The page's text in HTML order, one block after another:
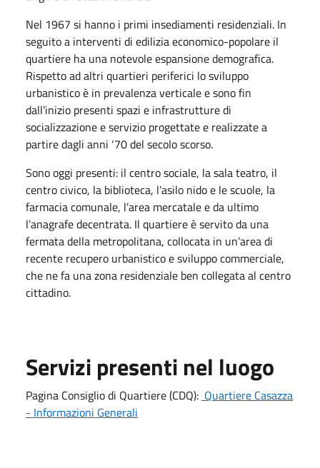
Nel 1967 si hanno i primi insediamenti residenziali. In
seguito a interventi di edilizia economico-popolare il
quartiere ha una notevole espansione demografica.
Rispetto ad altri quartieri periferici lo sviluppo
urbanistico è in prevalenza verticale e sono fin
dall’inizio presenti spazi e infrastrutture di
socializzazione e servizio progettate e realizzate a
partire dagli anni ‘70 del secolo scorso.
Sono oggi presenti: il centro sociale, la sala teatro, il
centro civico, la biblioteca, l’asilo nido e le scuole, la
farmacia comunale, l’area mercatale e da ultimo
l’anagrafe decentrata. Il quartiere è servito da una
fermata della metropolitana, collocata in un’area di
recente recupero urbanistico e sviluppo commerciale,
che ne fa una zona residenziale ben collegata al centro
cittadino.
Servizi presenti nel luogo
Pagina Consiglio di Quartiere (CDQ): Quartiere Casazza
- Informazioni Generali